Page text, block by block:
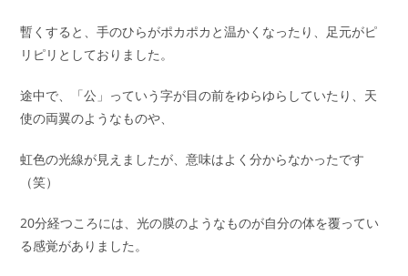
暫くすると、手のひらがポカポカと温かくなったり、足元がピ
リピリとしておりました。
途中で、「公」っていう字が目の前をゆらゆらしていたり、天
使の両翼のようなものや、
虹色の光線が見えましたが、意味はよく分からなかったです
（笑）
20分経つころには、光の膜のようなものが自分の体を覆ってい
る感覚がありました。